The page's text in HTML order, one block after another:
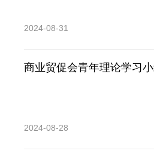
2024-08-31
商业贸促会青年理论学习
2024-08-28